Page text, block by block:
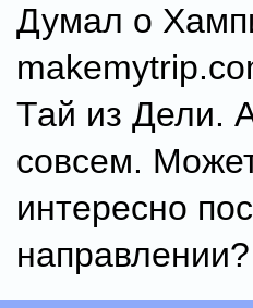
Думал о
Тай из Дели.
совсем.
интересно
направлении?